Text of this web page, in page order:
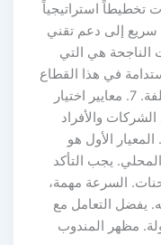
تخطيطاً استراتيجياً
سريع إلى دعم تقني
الناجحة هي التي
في هذا القطاع
تتطلب موازنة دقيقة بين السرعة والتكلفة. 7. معايير اختيار
والأفراد
الأول هو
يجب التأكد
السرعة مهمة،
يفضل التعامل مع
مظهر المندوب